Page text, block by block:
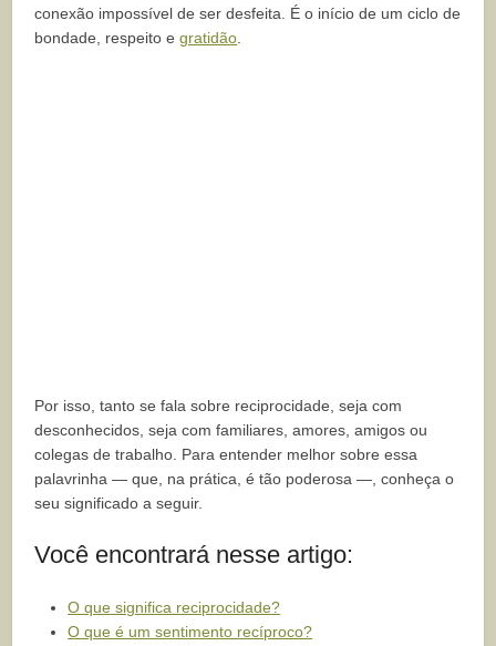
conexão impossível de ser desfeita. É o início de um ciclo de
bondade, respeito egratidão.
Por isso, tanto se fala sobre reciprocidade, seja com
desconhecidos, seja com familiares, amores, amigos ou
colegas de trabalho. Para entender melhor sobre essa
palavrinha — que, na prática, é tão poderosa —, conheça o
seu significado a seguir.
Você encontrará nesse artigo:
O que significa reciprocidade?
O que é um sentimento recíproco?